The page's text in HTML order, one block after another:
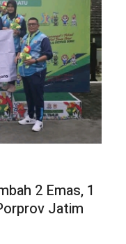
2 Emas, 1
Jatim